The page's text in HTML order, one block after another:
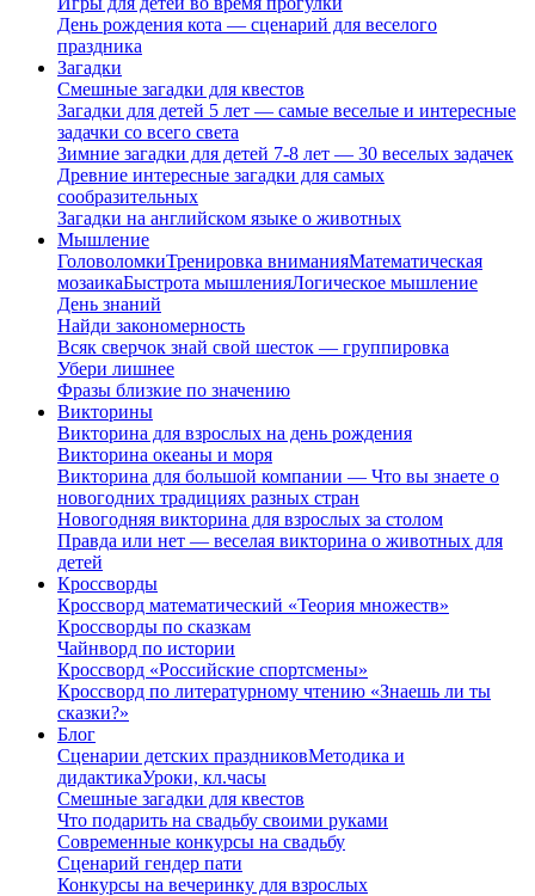
День рождения кота — сценарий для веселого
праздника
Загадки
Смешные загадки для квестов
Загадки для детей 5 лет — самые веселые и интересные
задачки со всего света
Зимние загадки для детей 7-8 лет — 30 веселых задачек
Древние интересные загадки для самых
сообразительных
Загадки на английском языке о животных
Мышление
ГоловоломкиТренировка вниманияМатематическая
мозаикаБыстрота мышленияЛогическое мышление
День знаний
Найди закономерность
Всяк сверчок знай свой шесток — группировка
Убери лишнее
Фразы близкие по значению
Викторины
Викторина для взрослых на день рождения
Викторина океаны и моря
Викторина для большой компании — Что вы знаете о
новогодних традициях разных стран
Новогодняя викторина для взрослых за столом
Правда или нет — веселая викторина о животных для
детей
Кроссворды
Кроссворд математический «Теория множеств»
Кроссворды по сказкам
Чайнворд по истории
Кроссворд «Российские спортсмены»
Кроссворд по литературному чтению «Знаешь ли ты
сказки?»
Блог
Сценарии детских праздниковМетодика и
дидактикаУроки, кл.часы
Смешные загадки для квестов
Что подарить на свадьбу своими руками
Современные конкурсы на свадьбу
Сценарий гендер пати
Конкурсы на вечеринку для взрослых